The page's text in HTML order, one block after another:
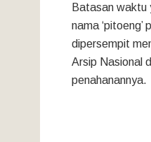
Batasan waktu
nama
dipersempit
Arsip Nasional
penahanannya.